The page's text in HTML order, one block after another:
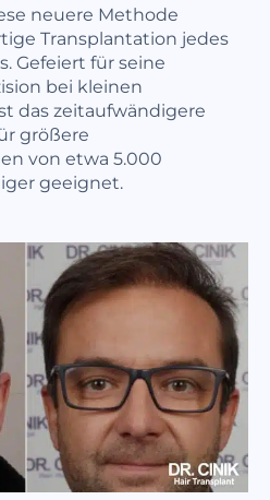
neuere Methode
Transplantation jedes
Gefeiert für seine
bei kleinen
das zeitaufwändigere
größere
von etwa 5.000
geeignet.